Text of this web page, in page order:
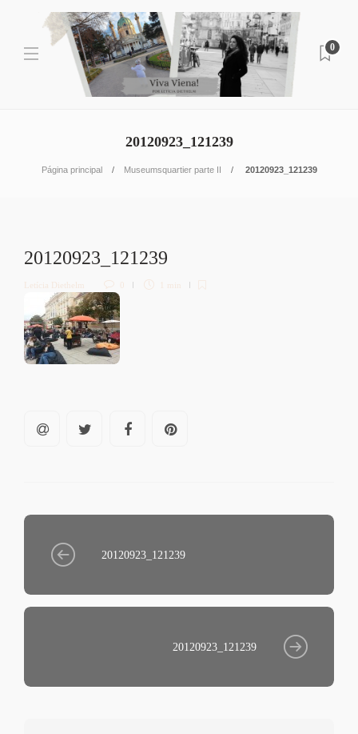
0
20120923_121239
Página principal Museumsquartier parte II 20120923_121239
20120923_121239
Letícia Diethelm 0 1 min
20120923_121239
20120923_121239